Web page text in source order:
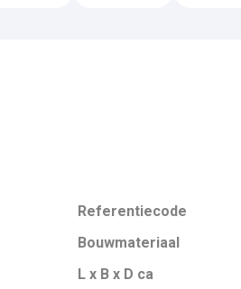
Referentiecode
Bouwmateriaal
L x B x D ca